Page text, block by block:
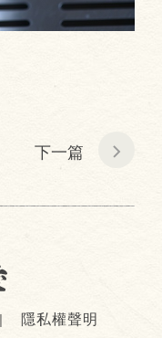
下一篇
隱私權聲明